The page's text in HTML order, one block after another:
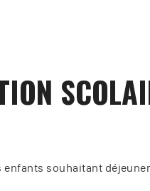
souhaitant déjeuner